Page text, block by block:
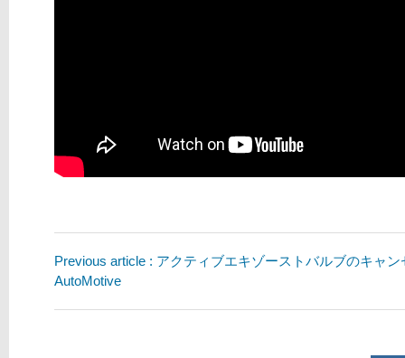
Previous article : アクティブエキゾーストバルブのキャン
AutoMotive